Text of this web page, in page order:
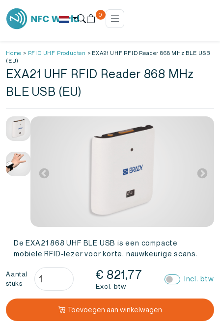
0
Home > RFID UHF Producten > EXA21 UHF RFID Reader 868 MHz BLE USB
(EU)
EXA21 UHF RFID Reader 868 MHz
BLE USB (EU)
De EXA21 868 UHF BLE USB is een compacte
mobiele RFID-lezer voor korte, nauwkeurige scans.
Aantal
stuks
EXA21
UHF
Reader
868
€ 821,77
Excl. btw
Incl. btw
Toevoegen aan winkelwagen